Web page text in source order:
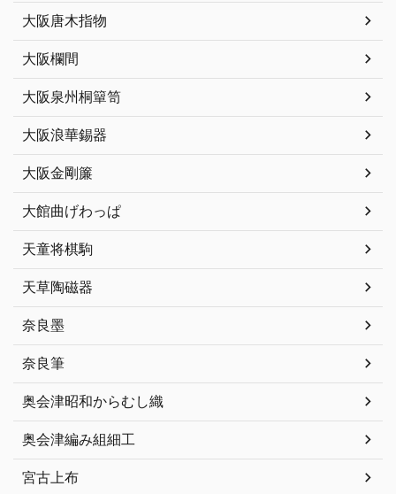
大阪唐木指物
大阪欄間
大阪泉州桐簞笥
大阪浪華錫器
大阪金剛簾
大館曲げわっぱ
天童将棋駒
天草陶磁器
奈良墨
奈良筆
奥会津昭和からむし織
奥会津編み組細工
宮古上布